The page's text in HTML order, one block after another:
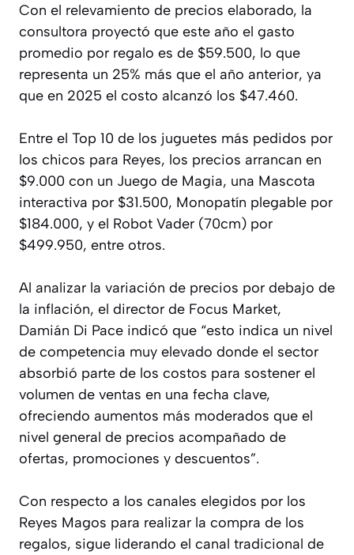
Con el relevamiento de precios elaborado, la
consultora proyectó que este año el gasto
promedio por regalo es de $59.500, lo que
representa un 25% más que el año anterior, ya
que en 2025 el costo alcanzó los $47.460.
Entre el Top 10 de los juguetes más pedidos por
los chicos para Reyes, los precios arrancan en
$9.000 con un Juego de Magia, una Mascota
interactiva por $31.500, Monopatín plegable por
$184.000, y el Robot Vader (70cm) por
$499.950, entre otros.
Al analizar la variación de precios por debajo de
la inflación, el director de Focus Market,
Damián Di Pace indicó que “esto indica un nivel
de competencia muy elevado donde el sector
absorbió parte de los costos para sostener el
volumen de ventas en una fecha clave,
ofreciendo aumentos más moderados que el
nivel general de precios acompañado de
ofertas, promociones y descuentos”.
Con respecto a los canales elegidos por los
Reyes Magos para realizar la compra de los
regalos, sigue liderando el canal tradicional de